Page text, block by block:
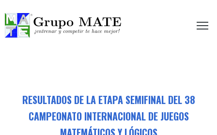
te hace mejor!
RESULTADOS DE LA ETAPA SEMIFINAL DEL 38
CAMPEONATO INTERNACIONAL DE JUEGOS